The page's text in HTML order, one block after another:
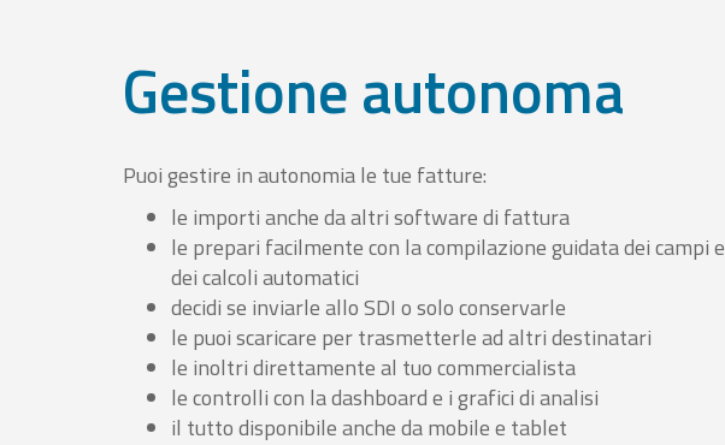
Gestione autonoma
Puoi gestire in autonomia le tue fatture:
le importi anche da altri software di fattura
le prepari facilmente con la compilazione guidata dei campi e
dei calcoli automatici
decidi se inviarle allo SDI o solo conservarle
le puoi scaricare per trasmetterle ad altri destinatari
le inoltri direttamente al tuo commercialista
le controlli con la dashboard e i grafici di analisi
il tutto disponibile anche da mobile e tablet